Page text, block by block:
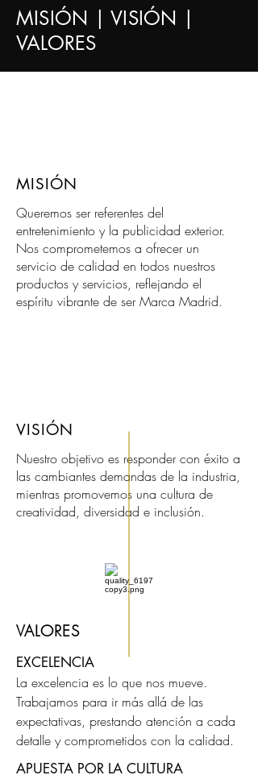
MISIÓN | VISIÓN |
VALORES
MISIÓN
Queremos ser referentes del
entretenimiento y la publicidad exterior.
Nos comprometemos a ofrecer un
servicio de calidad en todos nuestros
productos y servicios, reflejando el
espíritu vibrante de ser Marca Madrid.​
VISIÓN
Nuestro objetivo es responder con éxito a
las cambiantes demandas de la industria,
mientras promovemos una cultura de
creatividad, diversidad e inclusión.
VALORES
EXCELENCIA
La excelencia es lo que nos mueve.
Trabajamos para ir más allá de las
expectativas, prestando atención a cada
detalle y comprometidos con la calidad.
APUESTA POR LA CULTURA